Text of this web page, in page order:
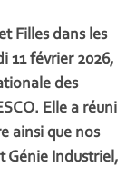
Filles dans les
11 février 2026,
des
Elle a réuni
ainsi que nos
Génie Industriel,